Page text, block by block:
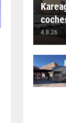
4.8.26